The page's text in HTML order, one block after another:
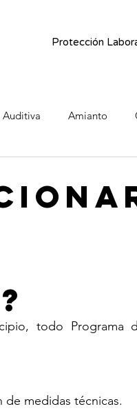
Protección
Auditiva Amianto
todo Programa
medidas técnicas.